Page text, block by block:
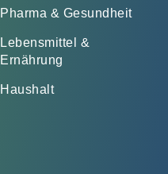
Pharma & Gesundheit
Lebensmittel &
Ernährung
Haushalt